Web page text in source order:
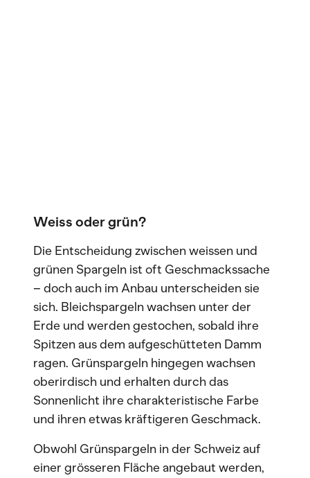
Weiss oder grün?
Die Entscheidung zwischen weissen und
grünen Spargeln ist oft Geschmackssache
– doch auch im Anbau unterscheiden sie
sich. Bleichspargeln wachsen unter der
Erde und werden gestochen, sobald ihre
Spitzen aus dem aufgeschütteten Damm
ragen. Grünspargeln hingegen wachsen
oberirdisch und erhalten durch das
Sonnenlicht ihre charakteristische Farbe
und ihren etwas kräftigeren Geschmack.
Obwohl Grünspargeln in der Schweiz auf
einer grösseren Fläche angebaut werden,